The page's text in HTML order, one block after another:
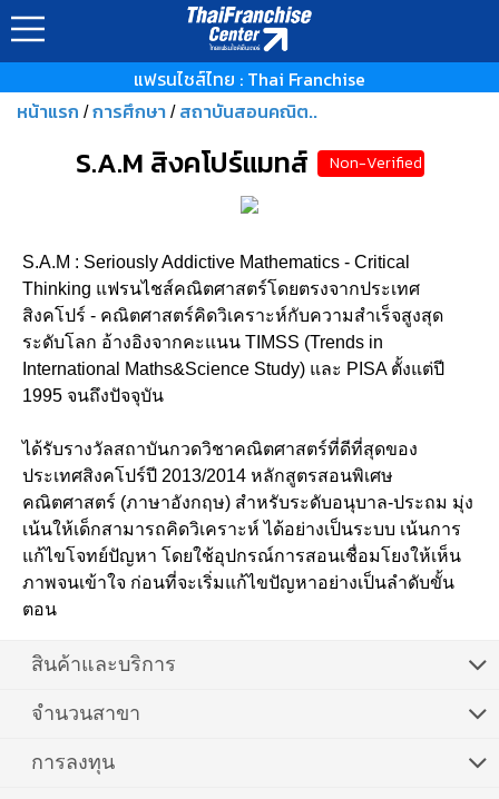
แฟรนไชส์ไทย : Thai Franchise
หน้าแรก /การศึกษา / สถาบันสอนคณิต..
S.A.M สิงคโปร์แมทส์ Non-Verified
S.A.M : Seriously Addictive Mathematics - Critical
Thinking แฟรนไชส์คณิตศาสตร์โดยตรงจากประเทศ
สิงคโปร์ - คณิตศาสตร์คิดวิเคราะห์กับความสำเร็จสูงสุด
ระดับโลก อ้างอิงจากคะแนน TIMSS (Trends in
International Maths&Science Study) และ PISA ตั้งแต่ปี
1995 จนถึงปัจจุบัน
ได้รับรางวัลสถาบันกวดวิชาคณิตศาสตร์ที่ดีที่สุดของ
ประเทศสิงคโปร์ปี 2013/2014 หลักสูตรสอนพิเศษ
คณิตศาสตร์ (ภาษาอังกฤษ) สำหรับระดับอนุบาล-ประถม มุ่ง
เน้นให้เด็กสามารถคิดวิเคราะห์ ได้อย่างเป็นระบบ เน้นการ
แก้ไขโจทย์ปัญหา โดยใช้อุปกรณ์การสอนเชื่อมโยงให้เห็น
ภาพจนเข้าใจ ก่อนที่จะเริ่มแก้ไขปัญหาอย่างเป็นลำดับขั้น
ตอน
สินค้าและบริการ
จำนวนสาขา
การลงทุน